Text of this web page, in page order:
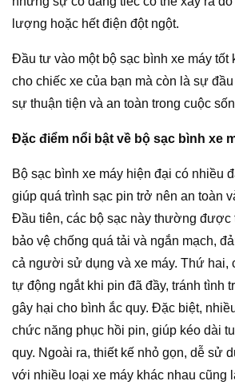
lượng hoặc hết điện đột ngột.
Đầu tư vào một bộ sạc bình xe máy tốt
cho chiếc xe của bạn mà còn là sự
sự thuận tiện và an toàn trong cuộc
Đặc điểm nổi bật về bộ sạc bình xe
Bộ sạc bình xe máy hiện đại có nhiều
giúp quá trình sạc pin trở nên an toàn
Đầu tiên, các bộ sạc này thường được
bảo vệ chống quá tải và ngắn mạch,
cả người sử dụng và xe máy. Thứ hai,
tự động ngắt khi pin đã đầy, tránh tình
gây hại cho bình ắc quy. Đặc biệt,
chức năng phục hồi pin, giúp kéo dài
quy. Ngoài ra, thiết kế nhỏ gọn, dễ sử
với nhiều loại xe máy khác nhau cũng